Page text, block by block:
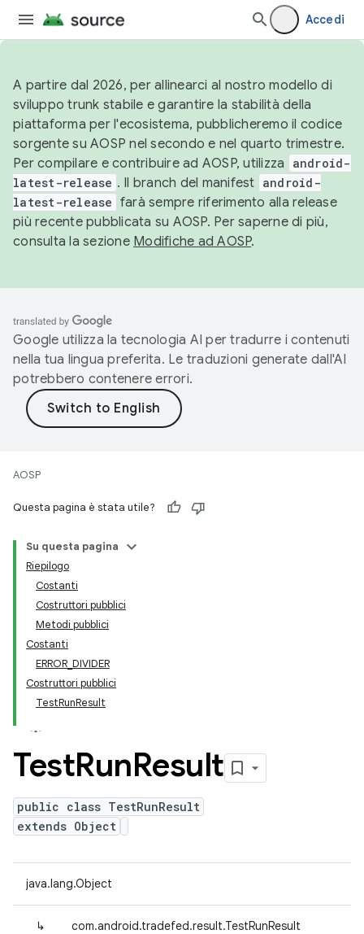
Accedi
A partire dal 2026, per allinearci al nostro modello di
sviluppo trunk stabile e garantire la stabilità della
piattaforma per l'ecosistema, pubblicheremo il codice
sorgente su AOSP nel secondo e nel quarto trimestre.
Per compilare e contribuire ad AOSP, utilizza
android-
latest-release . Il branch del manifest android-
latest-release farà sempre riferimento alla release
più recente pubblicata su AOSP. Per saperne di più,
consulta la sezione Modifiche ad AOSP.
Google utilizza la tecnologia AI per tradurre i contenuti
nella tua lingua preferita. Le traduzioni generate dall'AI
potrebbero contenere errori.
AOSP
Questa pagina è stata utile?
Su questa pagina
Riepilogo
Costanti
Costruttori pubblici
Metodi pubblici
Costanti
ERROR_DIVIDER
Costruttori pubblici
TestRunResult
TestRunResult
public class TestRunResult
extends Object
java.lang.Object
↳ com.android.tradefed.result.TestRunResult